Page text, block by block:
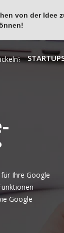
von der
Ihre Google
Google